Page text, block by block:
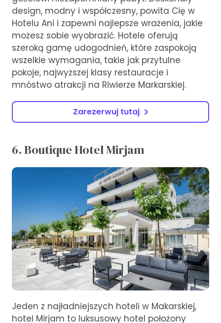
design, modny i współczesny, powita Cię w
Hotelu Ani i zapewni najlepsze wrażenia, jakie
możesz sobie wyobrazić. Hotele oferują
szeroką gamę udogodnień, które zaspokoją
wszelkie wymagania, takie jak przytulne
pokoje, najwyższej klasy restauracje i
mnóstwo atrakcji na Riwierze Markarskiej.
Zarezerwuj tutaj
6. Boutique Hotel Mirjam
Jeden z najładniejszych hoteli w Makarskiej,
hotel Mirjam to luksusowy hotel położony